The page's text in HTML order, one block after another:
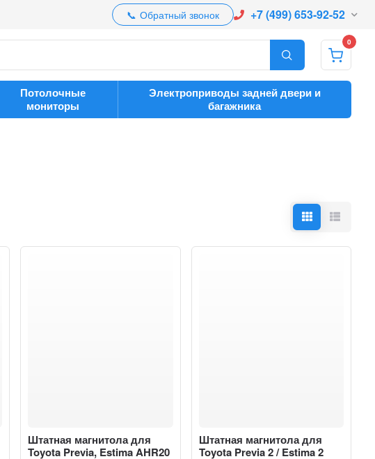
Обратный звонок +7 (499) 653-92-52
0
Потолочные
мониторы
Электроприводы задней двери и
багажника
Штатная магнитола для
Toyota Previa, Estima AHR20
Штатная магнитола для
Toyota Previa 2 / Estima 2